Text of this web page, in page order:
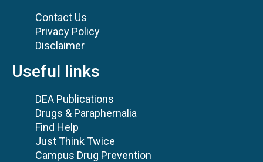
Contact Us
Privacy Policy
Disclaimer
Useful links
DEA Publications
Drugs & Paraphernalia
Find Help
Just Think Twice
Campus Drug Prevention